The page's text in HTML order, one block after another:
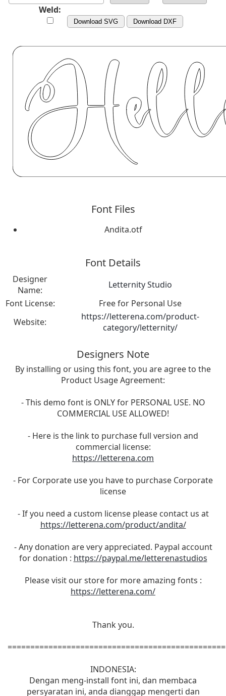
Weld:
Download SVG Download DXF
Font Files
Andita.otf
Font Details
Designer
Name:
Letternity Studio
Font License:
Free for Personal Use
Website:
https://letterena.com/product-
category/letternity/
Designers Note
By installing or using this font, you are agree to the
Product Usage Agreement:
- This demo font is ONLY for PERSONAL USE. NO
COMMERCIAL USE ALLOWED!
- Here is the link to purchase full version and
commercial license:
https://letterena.com
- For Corporate use you have to purchase Corporate
license
- If you need a custom license please contact us at
https://letterena.com/product/andita/
- Any donation are very appreciated. Paypal account
for donation : https://paypal.me/letterenastudios
Please visit our store for more amazing fonts :
https://letterena.com/
Thank you.
INDONESIA:
Dengan meng-install font ini, dan membaca
persyaratan ini, anda dianggap mengerti dan